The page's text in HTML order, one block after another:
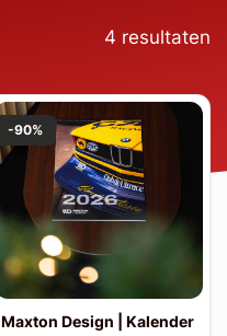
4 resultaten
-90%
Maxton Design | Kalender